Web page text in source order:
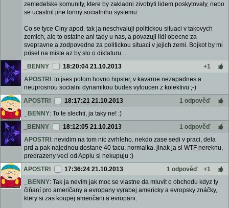
zemedelske komunity, ktere by zakladni zivobyti lidem poskytovaly, nebo
se ucastnit jine formy socialniho systemu.
Co se tyce Ciny apod. tak ja neschvaluji politickou situaci v takovych
zemich, ale to ostatne ani tady u nas, a povazuji lidi obecne za
svepravne a zodpovedne za politickou situaci v jejich zemi. Bojkot by mi
prisel na miste az by slo o diktaturu...
_BENNY
18:20:04 21.10.2013
+1
APOSTRI : to jses potom hovno hipster, v kavarne nezapadnes a
neuprosnou socialni dynamikou budes vyloucen z kolektivu ;-)
APOSTRI
18:17:21 21.10.2013
1 odpověď
_BENNY: To te slechti, ja taky ne! :)
_BENNY
18:12:05 21.10.2013
1 odpověď
APOSTRI : nevidim na tom nic zvrhleho. nekdo zase sedi v praci, dela
prd a pak najednou dostane 40 tacu. normalka. jinak ja si WTF nereknu,
predrazeny veci od Applu si nekupuju :)
APOSTRI
17:36:24 21.10.2013 1 odpověď
+1
_BENNY: Tak ja nevim jak moc se vlastne da mluvit o obchodu kdyz ty
čiňaní pro američany a evropany vyrabej americky a evropsky znáčky,
ktery si zas koupej američani a evropani.